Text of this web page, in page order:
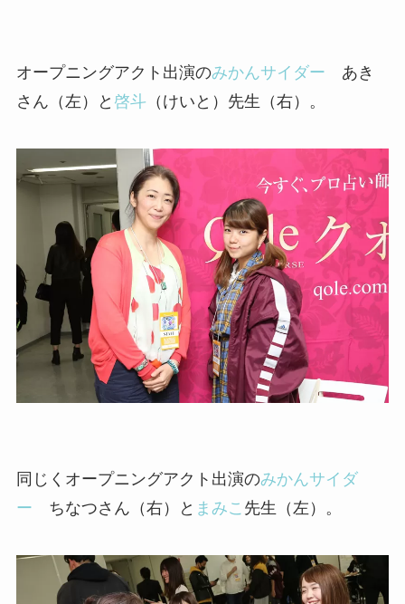
オープニングアクト出演のみかんサイダー あき
さん（左）と 啓斗（けいと）先生（右）。
同じくオープニングアクト出演のみかんサイダ
ー ちなつさん（右）と まみこ 先生（左）。